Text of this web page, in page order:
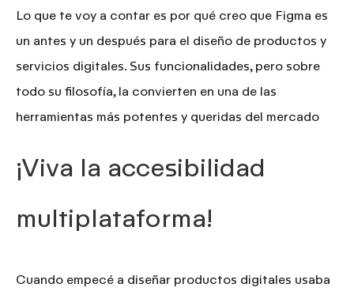
Lo que te voy a contar es por qué creo que Figma es
un antes y un después para el diseño de productos y
servicios digitales. Sus funcionalidades, pero sobre
todo su filosofía, la convierten en una de las
herramientas más potentes y queridas del mercado
¡Viva la accesibilidad
multiplataforma!
Cuando empecé a diseñar productos digitales usaba